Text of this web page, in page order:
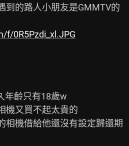
到的路人小朋友是GMMTV的
f/0R5Pzdi_xl.JPG
年齡只有18歲w
機又買不起太貴的
相機借給他還沒有設定歸還期